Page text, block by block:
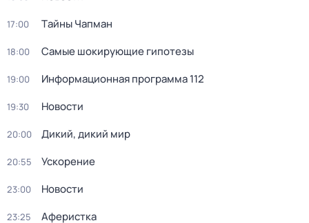
17:00 Тaйны Чапман
18:00 Самые шoкиpующие гипотезы
19:00 Информационная программа 112
19:30 Новости
20:00 Дикий, дикий мир
20:55 Ускорение
23:00 Новости
23:25 Аферистка